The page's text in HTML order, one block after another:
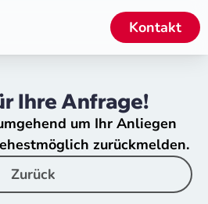
Kontakt
Ihre Anfrage!
um Ihr Anliegen
zurückmelden.
Zurück